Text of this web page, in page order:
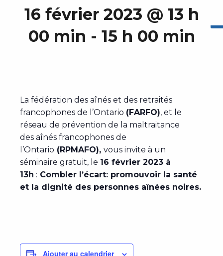
16 février 2023 @ 13 h
00 min - 15 h 00 min
La fédération des aînés et des retraités
francophones de l’Ontario (FARFO), et le
réseau de prévention de la maltraitance
des aînés francophones de
l’Ontario (RPMAFO), vous invite à un
séminaire gratuit, le 16 février 2023 à
13h : Combler l’écart: promouvoir la santé
et la dignité des personnes aînées noires.
Ajouter au calendrier